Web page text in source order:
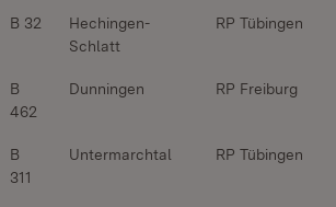
B 32
Hechingen-
Schlatt
RP Tübingen
B
462
Dunningen RP Freiburg
B
311
Untermarchtal RP Tübingen